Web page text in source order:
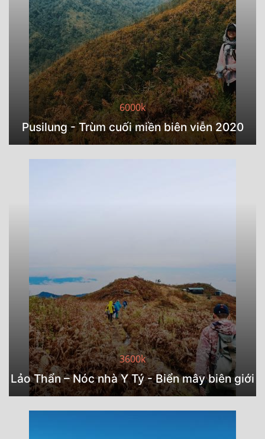
6000k
Pusilung - Trùm cuối miền biên viễn 2020
3600k
Lảo Thẩn – Nóc nhà Y Tý - Biển mây biên giới